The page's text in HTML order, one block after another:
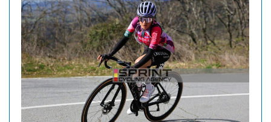
NEWSLETTER